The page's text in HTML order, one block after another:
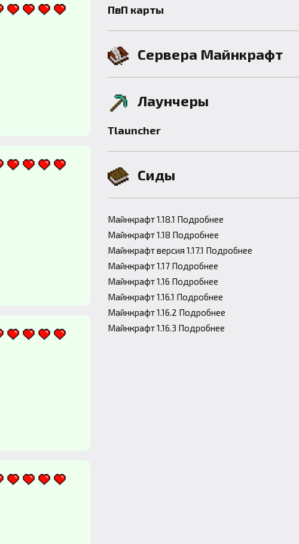
ПвП карты
Сервера Майнкрафт
Лаунчеры
Tlauncher
Сиды
Майнкрафт 1.18.1 Подробнее
Майнкрафт 1.18 Подробнее
Майнкрафт версия 1.17.1 Подробнее
Майнкрафт 1.17 Подробнее
Майнкрафт 1.16 Подробнее
Майнкрафт 1.16.1 Подробнее
Майнкрафт 1.16.2 Подробнее
Майнкрафт 1.16.3 Подробнее